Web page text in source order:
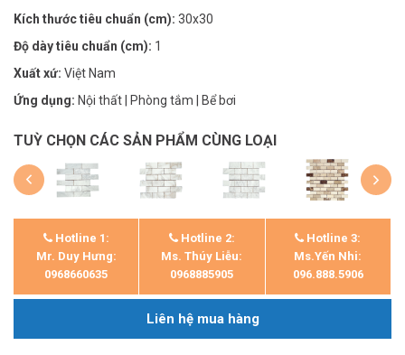
Kích thước tiêu chuẩn (cm): 30x30
Độ dày tiêu chuẩn (cm): 1
Xuất xứ: Việt Nam
Ứng dụng: Nội thất | Phòng tắm | Bể bơi
TUỲ CHỌN CÁC SẢN PHẨM CÙNG LOẠI
Hotline 1:
Mr. Duy Hưng:
0968660635
Hotline 2:
Ms. Thúy Liễu:
0968885905
Hotline 3:
Ms.Yến Nhi:
096.888.5906
Liên hệ mua hàng